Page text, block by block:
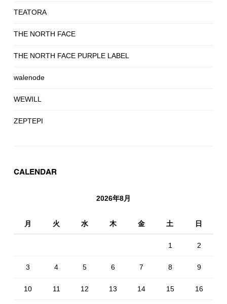
TEATORA
THE NORTH FACE
THE NORTH FACE PURPLE LABEL
walenode
WEWILL
ZEPTEPI
CALENDAR
2026年8月
月 火 水 木 金 土 日
1 2
3 4 5 6 7 8 9
10 11 12 13 14 15 16